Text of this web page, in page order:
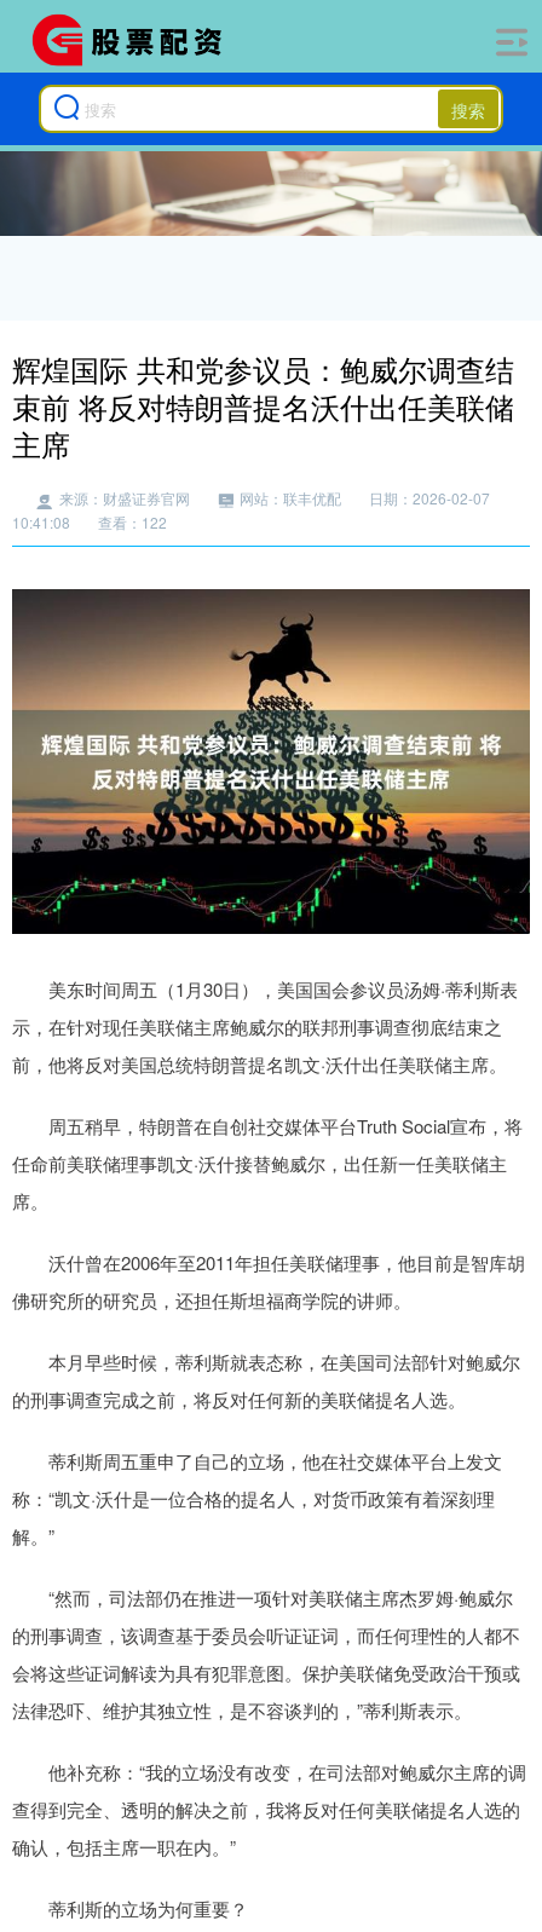
搜索
辉煌国际 共和党参议员：鲍威尔调查结
束前 将反对特朗普提名沃什出任美联储
主席
来源：财盛证券官网 网站：联丰优配
日期：2026-02-07
10:41:08
查看：122
美东时间周五（1月30日），美国国会参议员汤姆·蒂利斯表
示，在针对现任美联储主席鲍威尔的联邦刑事调查彻底结束之
前，他将反对美国总统特朗普提名凯文·沃什出任美联储主席。
周五稍早，特朗普在自创社交媒体平台Truth Social宣布，将
任命前美联储理事凯文·沃什接替鲍威尔，出任新一任美联储主
席。
沃什曾在2006年至2011年担任美联储理事，他目前是智库胡
佛研究所的研究员，还担任斯坦福商学院的讲师。
本月早些时候，蒂利斯就表态称，在美国司法部针对鲍威尔
的刑事调查完成之前，将反对任何新的美联储提名人选。
蒂利斯周五重申了自己的立场，他在社交媒体平台上发文
称：“凯文·沃什是一位合格的提名人，对货币政策有着深刻理
解。”
“然而，司法部仍在推进一项针对美联储主席杰罗姆·鲍威尔
的刑事调查，该调查基于委员会听证证词，而任何理性的人都不
会将这些证词解读为具有犯罪意图。保护美联储免受政治干预或
法律恐吓、维护其独立性，是不容谈判的，”蒂利斯表示。
他补充称：“我的立场没有改变，在司法部对鲍威尔主席的调
查得到完全、透明的解决之前，我将反对任何美联储提名人选的
确认，包括主席一职在内。”
蒂利斯的立场为何重要？